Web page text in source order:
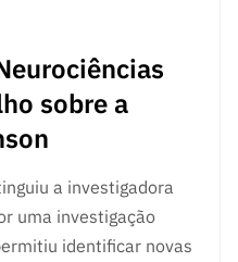
sobre a
a investigadora
uma investigação
identificar novas